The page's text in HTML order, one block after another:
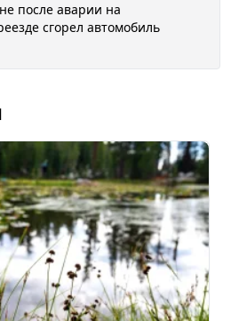
после аварии на
сгорел автомобиль